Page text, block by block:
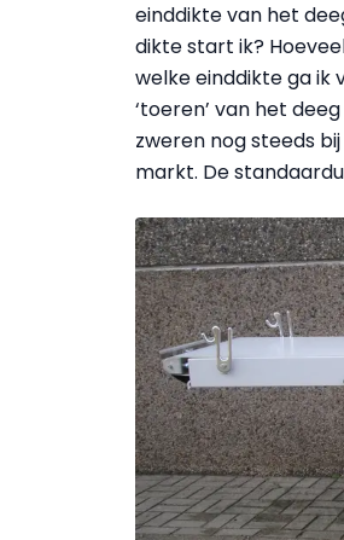
einddikte van het
dikte start ik?
welke einddikte ga
‘toeren’ van het
zweren nog steeds
markt. De